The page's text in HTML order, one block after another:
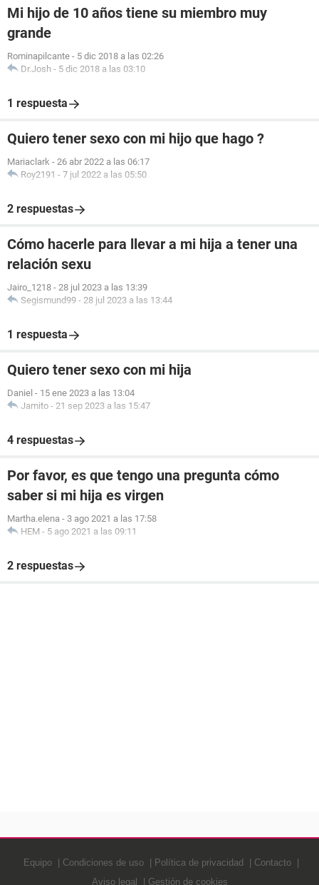
Mi hijo de 10 años tiene su miembro muy
grande
Rominapilcante - 5 dic 2018 a las 02:26
Dr.Josh - 5 dic 2018 a las 03:10
1 respuesta
Quiero tener sexo con mi hijo que hago ?
Mariaclark - 26 abr 2022 a las 06:17
Roy2191 - 7 jul 2022 a las 05:50
2 respuestas
Cómo hacerle para llevar a mi hija a tener una
relación sexu
Jairo_1218 - 28 jul 2023 a las 13:39
Segismund99 - 28 jul 2023 a las 13:44
1 respuesta
Quiero tener sexo con mi hija
Daniel - 15 ene 2023 a las 13:04
Jamito - 21 sep 2023 a las 15:47
4 respuestas
Por favor, es que tengo una pregunta cómo
saber si mi hija es virgen
Martha.elena - 3 ago 2021 a las 17:58
HEM - 5 ago 2021 a las 09:11
2 respuestas
Equipo Condiciones de uso Política de privacidad
Contacto
Aviso legal
Gestión de cookies